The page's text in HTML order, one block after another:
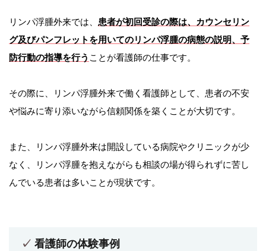
リンパ浮腫外来では、 患者が初回受診の際は、カウンセリン
グ及びパンフレットを用いてのリンパ浮腫の病態の説明、予
防行動の指導を行う ことが看護師の仕事です。
その際に、リンパ浮腫外来で働く看護師として、患者の不安
や悩みに寄り添いながら信頼関係を築くことが大切です。
また、リンパ浮腫外来は開設している病院やクリニックが少
なく、リンパ浮腫を抱えながらも相談の場が得られずに苦し
んでいる患者は多いことが現状です。
看護師の体験事例